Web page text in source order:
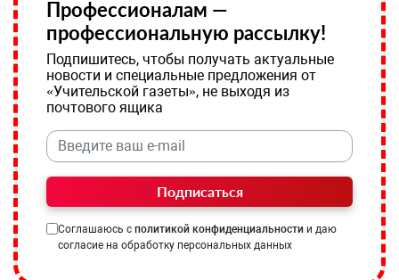
Профессионалам —
профессиональную рассылку!
Подпишитесь, чтобы получать актуальные
новости и специальные предложения от
«Учительской газеты», не выходя из
почтового ящика
Подписаться
Соглашаюсь с политикой конфиденциальности и даю
согласие на обработку персональных данных